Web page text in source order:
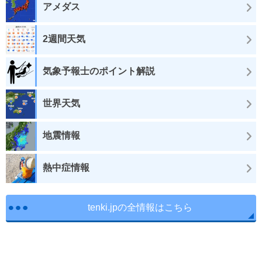
アメダス
2週間天気
気象予報士のポイント解説
世界天気
地震情報
熱中症情報
tenki.jpの全情報はこちら